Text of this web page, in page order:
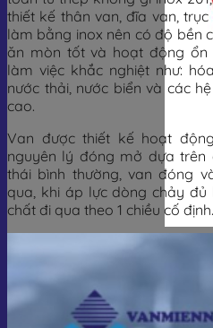
Giỏ
thiết kế thân van, đĩa van,
làm bằng inox nên có độ bền
ăn mòn tốt và hoạt động ổn
làm việc khắc nghiệt như:
nước thải, nước biển và các
cao.
Van được thiết kế hoạt
nguyên lý đóng mở dựa
thái bình thường, van đóng
qua, khi áp lực dòng chảy
chất đi qua theo 1 chiều cố định.